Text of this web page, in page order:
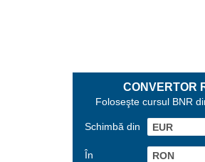
CONVERTOR
Foloseşte cursul BNR
Schimbă din
În